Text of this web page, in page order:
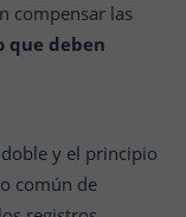
compensar las
que deben
y el principio
común de